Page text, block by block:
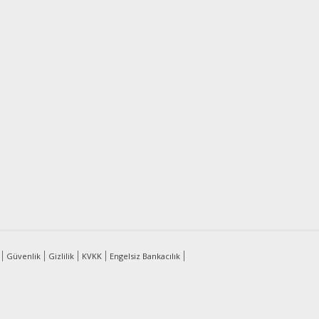
Güvenlik Gizlilik KVKK Engelsiz Bankacılık